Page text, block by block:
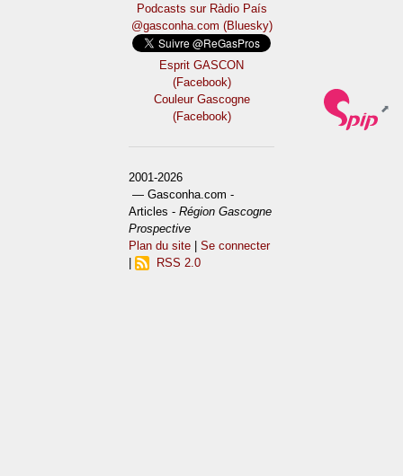
Podcasts sur Ràdio País
@gasconha.com (Bluesky)
Esprit GASCON
(Facebook)
Couleur Gascogne
(Facebook)
2001-2026
— Gasconha.com -
Articles -Région Gascogne
Prospective
Plan du site |Se connecter
RSS 2.0